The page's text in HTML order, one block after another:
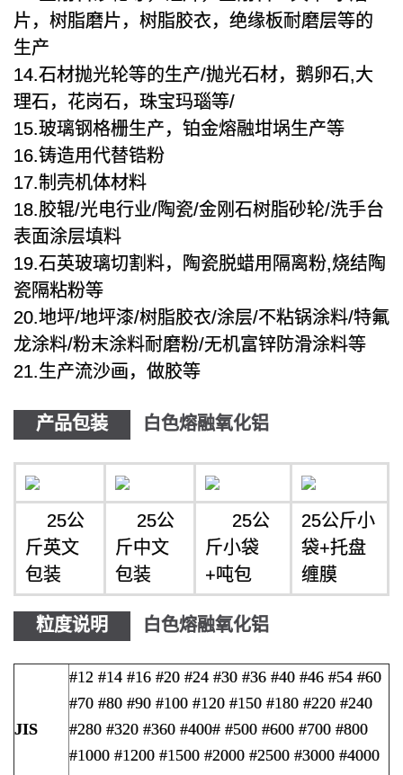
片，树脂磨片，树脂胶衣，绝缘板耐磨层等的
生产
14.石材抛光轮等的生产/抛光石材，鹅卵石,大
理石，花岗石，珠宝玛瑙等/
15.玻璃钢格栅生产，铂金熔融坩埚生产等
16.铸造用代替锆粉
17.制壳机体材料
18.胶辊/光电行业/陶瓷/金刚石树脂砂轮/洗手台
表面涂层填料
19.石英玻璃切割料，陶瓷脱蜡用隔离粉,烧结陶
瓷隔粘粉等
20.地坪/地坪漆/树脂胶衣/涂层/不粘锅涂料/特氟
龙涂料/粉末涂料耐磨粉/无机富锌防滑涂料等
21.生产流沙画，做胶等
产品包装 白色熔融氧化铝
25公
斤英文
包装
25公
斤中文
包装
25公
斤小袋
+吨包
25公斤小
袋+托盘
缠膜
粒度说明 白色熔融氧化铝
JIS
#12 #14 #16 #20 #24 #30 #36 #40 #46 #54 #60
#70 #80 #90 #100 #120 #150 #180 #220 #240
#280 #320 #360 #400# #500 #600 #700 #800
#1000 #1200 #1500 #2000 #2500 #3000 #4000